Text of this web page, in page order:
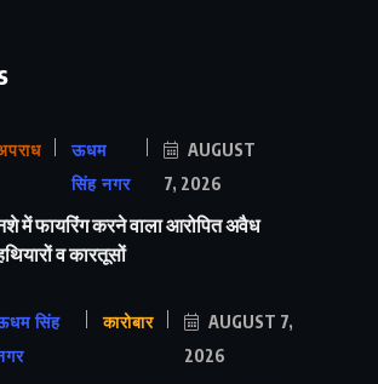
ऊधम
सिंह नगर
AUGUST
7, 2026
में फायरिंग करने वाला आरोपित अवैध
व कारतूसों
सिंह
कारोबार
AUGUST 7,
2026